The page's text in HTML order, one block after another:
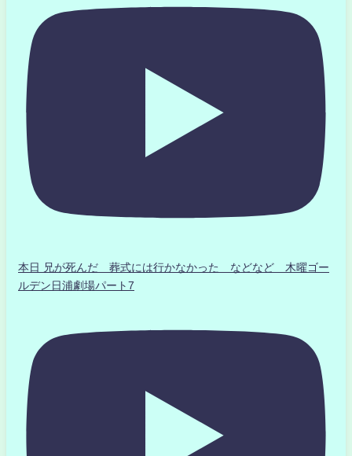
本日 兄が死んだ 葬式には行かなかった などなど 木曜ゴー
ルデン日浦劇場パート7